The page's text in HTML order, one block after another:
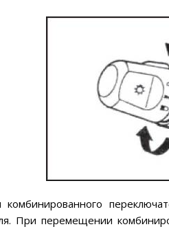
При перемещении